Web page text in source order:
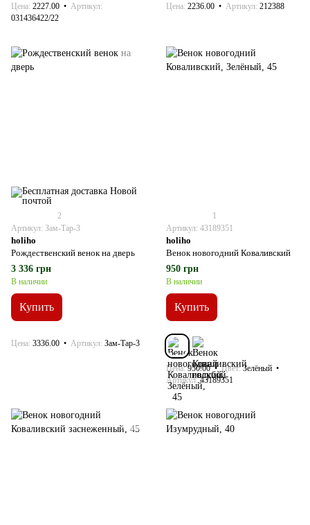
Цена 2227.00
Артикул
031436422/22
Цена 2236.00 Артикул 212388
2
Артикул: Зам-Тар-3
holiho
Рождественский венок на дверь
3 336 грн
В наличии
Купить
Цена 3336.00 Артикул Зам-Тар-3
1
Артикул: 43189351
holiho
Венок новогодний Коваливский
950 грн
В наличии
Купить
Цена 950.00 Цвет Зелёный
Артикул 43189351